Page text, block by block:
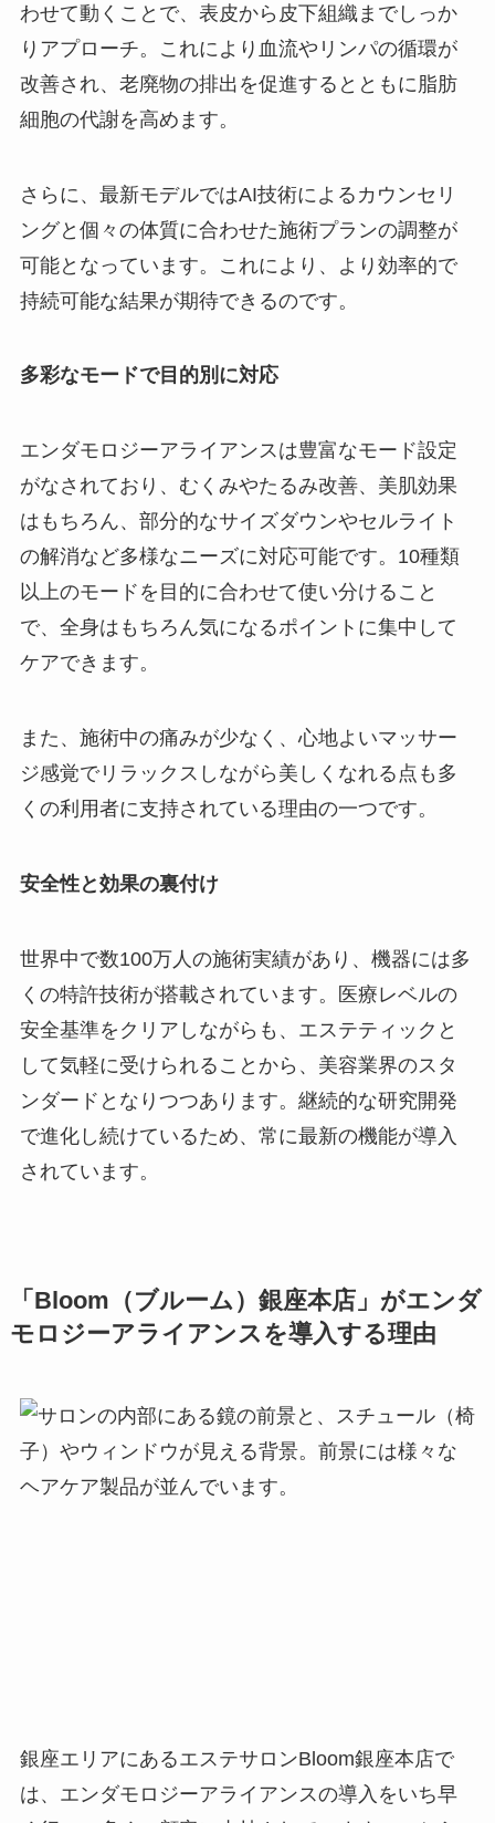
わせて動くことで、表皮から皮下組織までしっか
りアプローチ。これにより血流やリンパの循環が
改善され、老廃物の排出を促進するとともに脂肪
細胞の代謝を高めます。
さらに、最新モデルではAI技術によるカウンセリ
ングと個々の体質に合わせた施術プランの調整が
可能となっています。これにより、より効率的で
持続可能な結果が期待できるのです。
多彩なモードで目的別に対応
エンダモロジーアライアンスは豊富なモード設定
がなされており、むくみやたるみ改善、美肌効果
はもちろん、部分的なサイズダウンやセルライト
の解消など多様なニーズに対応可能です。10種類
以上のモードを目的に合わせて使い分けること
で、全身はもちろん気になるポイントに集中して
ケアできます。
また、施術中の痛みが少なく、心地よいマッサー
ジ感覚でリラックスしながら美しくなれる点も多
くの利用者に支持されている理由の一つです。
安全性と効果の裏付け
世界中で数100万人の施術実績があり、機器には多
くの特許技術が搭載されています。医療レベルの
安全基準をクリアしながらも、エステティックと
して気軽に受けられることから、美容業界のスタ
ンダードとなりつつあります。継続的な研究開発
で進化し続けているため、常に最新の機能が導入
されています。
「Bloom（ブルーム）銀座本店」がエンダ
モロジーアライアンスを導入する理由
銀座エリアにあるエステサロンBloom銀座本店で
は、エンダモロジーアライアンスの導入をいち早